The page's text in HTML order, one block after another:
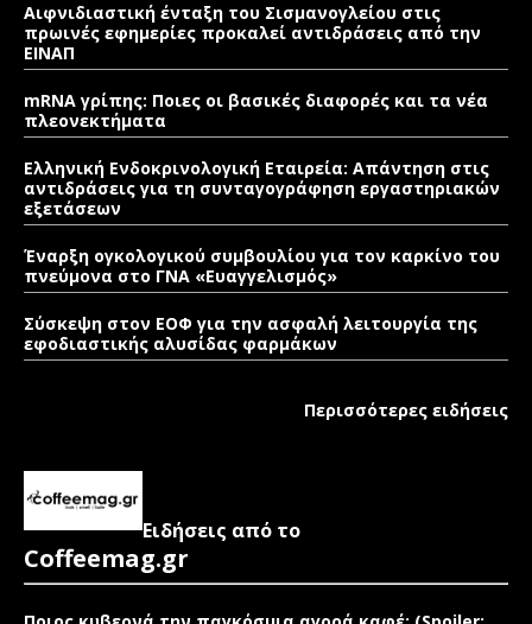
Αιφνιδιαστική ένταξη του Σισμανογλείου στις
πρωινές εφημερίες προκαλεί αντιδράσεις από την
ΕΙΝΑΠ
mRNA γρίπης: Ποιες οι βασικές διαφορές και τα νέα
πλεονεκτήματα
Ελληνική Ενδοκρινολογική Εταιρεία: Απάντηση στις
αντιδράσεις για τη συνταγογράφηση εργαστηριακών
εξετάσεων
Έναρξη ογκολογικού συμβουλίου για τον καρκίνο του
πνεύμονα στο ΓΝΑ «Ευαγγελισμός»
Σύσκεψη στον ΕΟΦ για την ασφαλή λειτουργία της
εφοδιαστικής αλυσίδας φαρμάκων
Περισσότερες ειδήσεις
Ειδήσεις από το
Coffeemag.gr